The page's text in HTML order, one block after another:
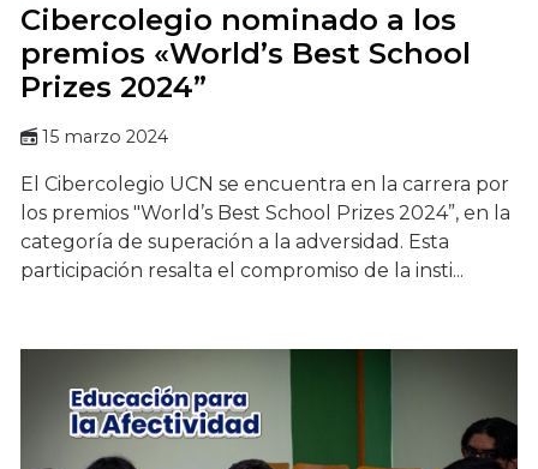
Cibercolegio nominado a los
premios «World’s Best School
Prizes 2024”
15 marzo 2024
El Cibercolegio UCN se encuentra en la carrera por
los premios "World’s Best School Prizes 2024”, en la
categoría de superación a la adversidad. Esta
participación resalta el compromiso de la insti...